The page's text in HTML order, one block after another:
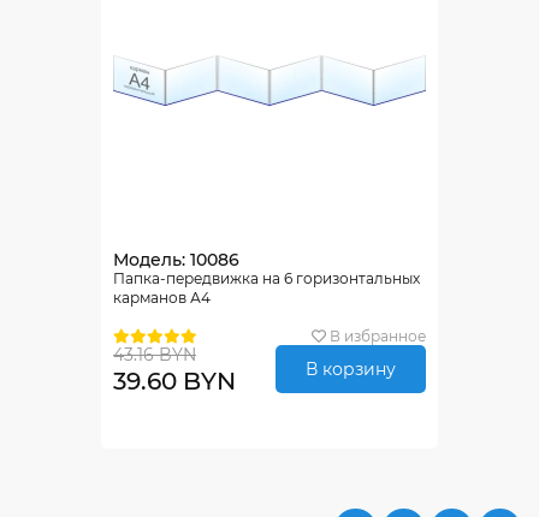
Модель: 10086
Папка-передвижка на 6 горизонтальных
карманов А4
В избранное
43.16 BYN
39.60 BYN В корзину